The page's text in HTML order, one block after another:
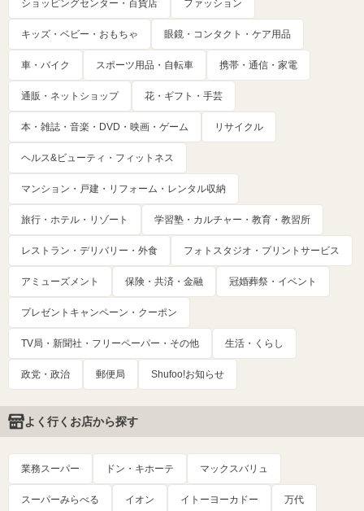
ショッピングセンター・百貨店 ファッション
キッズ・ベビー・おもちゃ 眼鏡・コンタクト・ケア用品
車・バイク スポーツ用品・自転車 携帯・通信・家電
通販・ネットショップ 花・ギフト・手芸
本・雑誌・音楽・DVD・映画・ゲーム リサイクル
ヘルス&ビューティ・フィットネス
マンション・戸建・リフォーム・レンタル収納
旅行・ホテル・リゾート 学習塾・カルチャー・教育・教習所
レストラン・デリバリー・外食 フォトスタジオ・プリントサービス
アミューズメント 保険・共済・金融 冠婚葬祭・イベント
プレゼントキャンペーン・クーポン
TV局・新聞社・フリーペーパー・その他 生活・くらし
政党・政治 郵便局 Shufoo!お知らせ
よく行くお店から探す
業務スーパー ドン・キホーテ マックスバリュ
スーパーみらべる イオン イトーヨーカドー 万代